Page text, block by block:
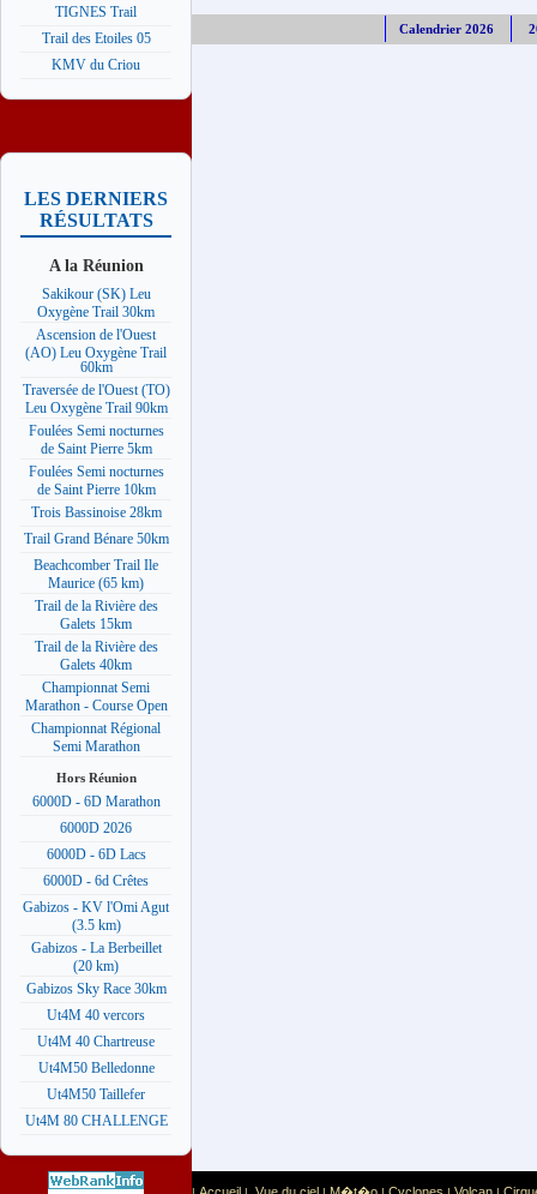
TIGNES Trail
Trail des Etoiles 05
KMV du Criou
LES DERNIERS
RÉSULTATS
A la Réunion
Sakikour (SK) Leu
Oxygène Trail 30km
Ascension de l'Ouest
(AO) Leu Oxygène Trail
60km
Traversée de l'Ouest (TO)
Leu Oxygène Trail 90km
Foulées Semi nocturnes
de Saint Pierre 5km
Foulées Semi nocturnes
de Saint Pierre 10km
Trois Bassinoise 28km
Trail Grand Bénare 50km
Beachcomber Trail Ile
Maurice (65 km)
Trail de la Rivière des
Galets 15km
Trail de la Rivière des
Galets 40km
Championnat Semi
Marathon - Course Open
Championnat Régional
Semi Marathon
Hors Réunion
6000D - 6D Marathon
6000D 2026
6000D - 6D Lacs
6000D - 6d Crêtes
Gabizos - KV l'Omi Agut
(3.5 km)
Gabizos - La Berbeillet
(20 km)
Gabizos Sky Race 30km
Ut4M 40 vercors
Ut4M 40 Chartreuse
Ut4M50 Belledonne
Ut4M50 Taillefer
Ut4M 80 CHALLENGE
Calendrier 2026